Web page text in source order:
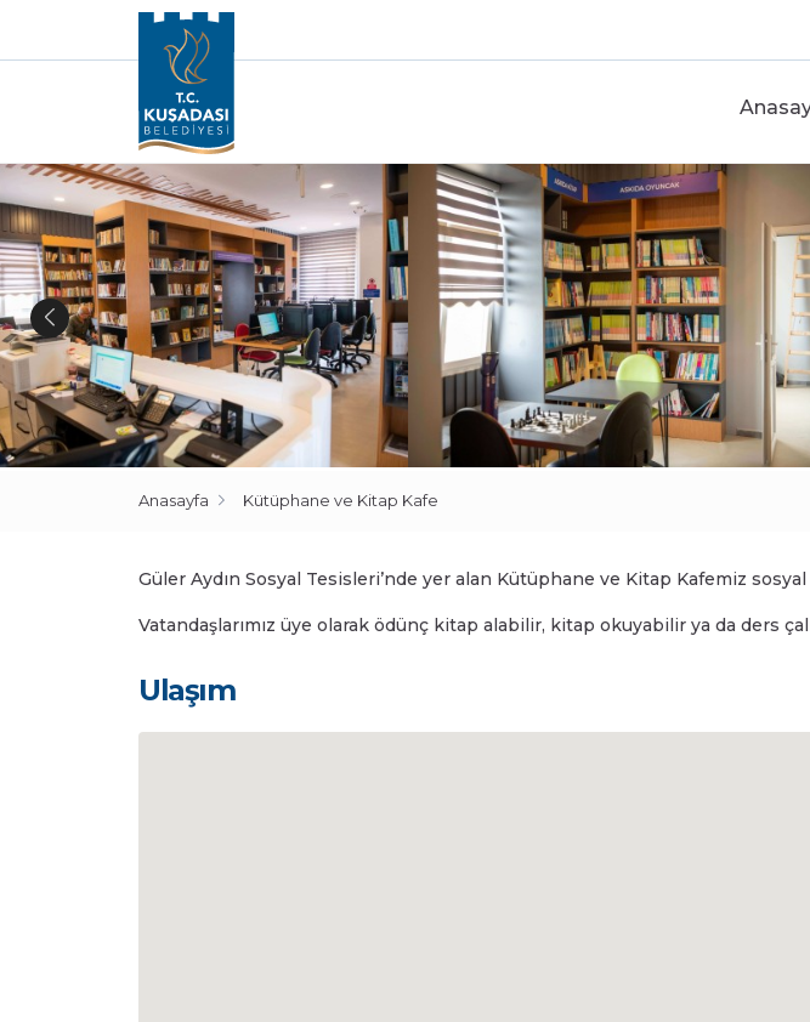
Anasayfa Kütüphane ve Kitap Kafe
Güler Aydın Sosyal Tesisleri’nde yer alan Kütüphane ve Kitap Kafemiz sosyal
Vatandaşlarımız üye olarak ödünç kitap alabilir, kitap okuyabilir ya da ders
Ulaşım